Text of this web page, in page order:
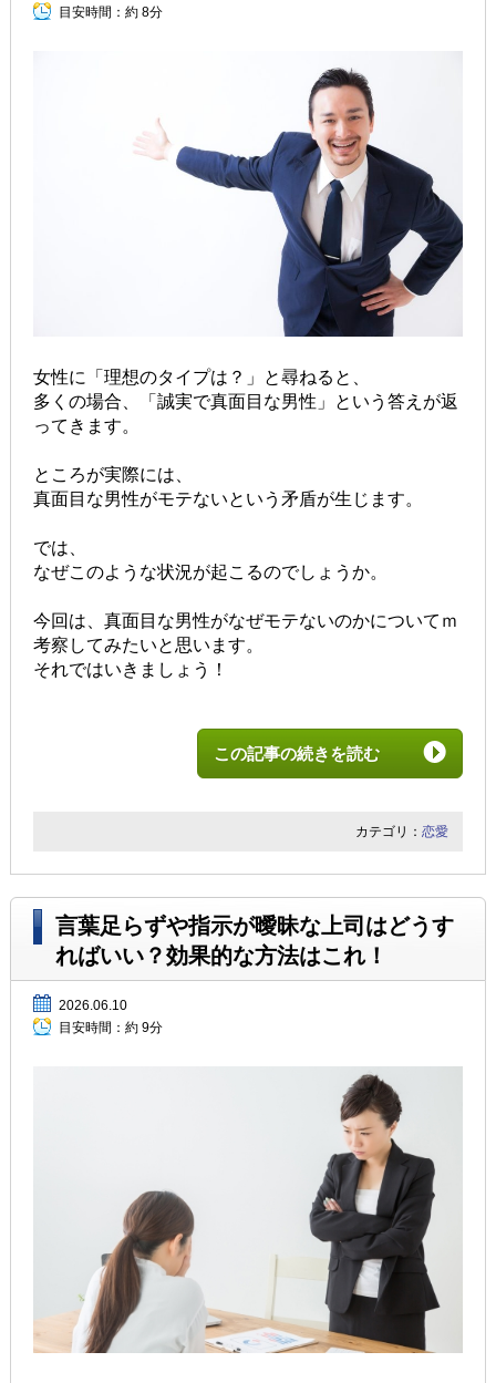
目安時間： 約 8分
女性に「理想のタイプは？」と尋ねると、
多くの場合、「誠実で真面目な男性」という答えが返
ってきます。
ところが実際には、
真面目な男性がモテないという矛盾が生じます。
では、
なぜこのような状況が起こるのでしょうか。
今回は、真面目な男性がなぜモテないのかについてｍ
考察してみたいと思います。
それではいきましょう！
この記事の続きを読む
カテゴリ：恋愛
言葉足らずや指示が曖昧な上司はどうす
ればいい？効果的な方法はこれ！
2026.06.10
目安時間： 約 9分